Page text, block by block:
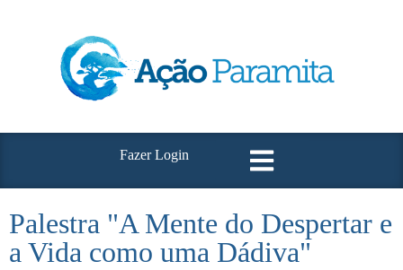
Fazer Login
Palestra "A Mente do Despertar e
a Vida como uma Dádiva"